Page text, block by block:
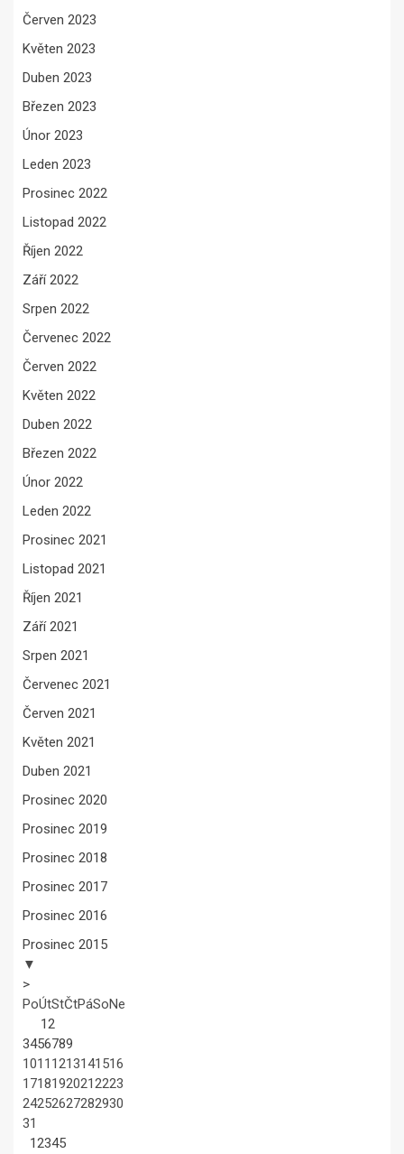
Červen 2023
Květen 2023
Duben 2023
Březen 2023
Únor 2023
Leden 2023
Prosinec 2022
Listopad 2022
Říjen 2022
Září 2022
Srpen 2022
Červenec 2022
Červen 2022
Květen 2022
Duben 2022
Březen 2022
Únor 2022
Leden 2022
Prosinec 2021
Listopad 2021
Říjen 2021
Září 2021
Srpen 2021
Červenec 2021
Červen 2021
Květen 2021
Duben 2021
Prosinec 2020
Prosinec 2019
Prosinec 2018
Prosinec 2017
Prosinec 2016
Prosinec 2015
▼
>
PoÚtStČtPáSoNe
12
3456789
1011 1213141516
17181920212223
24252627282930
31
12345